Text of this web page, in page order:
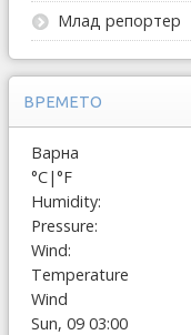
Млад репортер
ВРЕМЕТО
Варна
°C|°F
Humidity:
Pressure:
Wind:
Temperature
Wind
Sun, 09 03:00